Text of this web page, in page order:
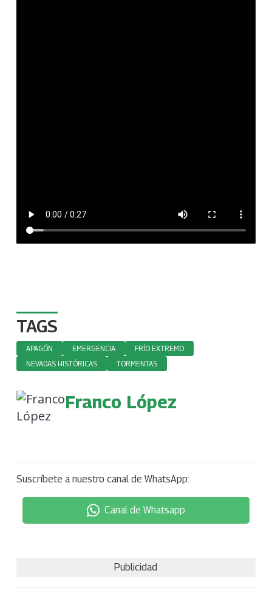
TAGS
APAGÓN EMERGENCIA
FRÍO EXTREMO
NEVADAS HISTÓRICAS
TORMENTAS
Franco López
Suscríbete a nuestro canal de WhatsApp:
Canal de Whatsapp
Publicidad